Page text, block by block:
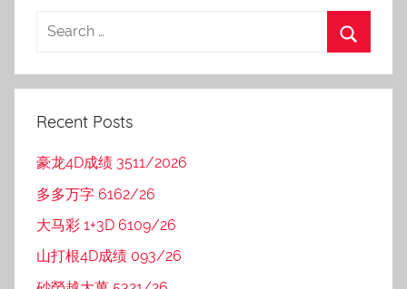
Recent Posts
豪龙4D成绩 3511/2026
多多万字 6162/26
大马彩 1+3D 6109/26
山打根4D成绩 093/26